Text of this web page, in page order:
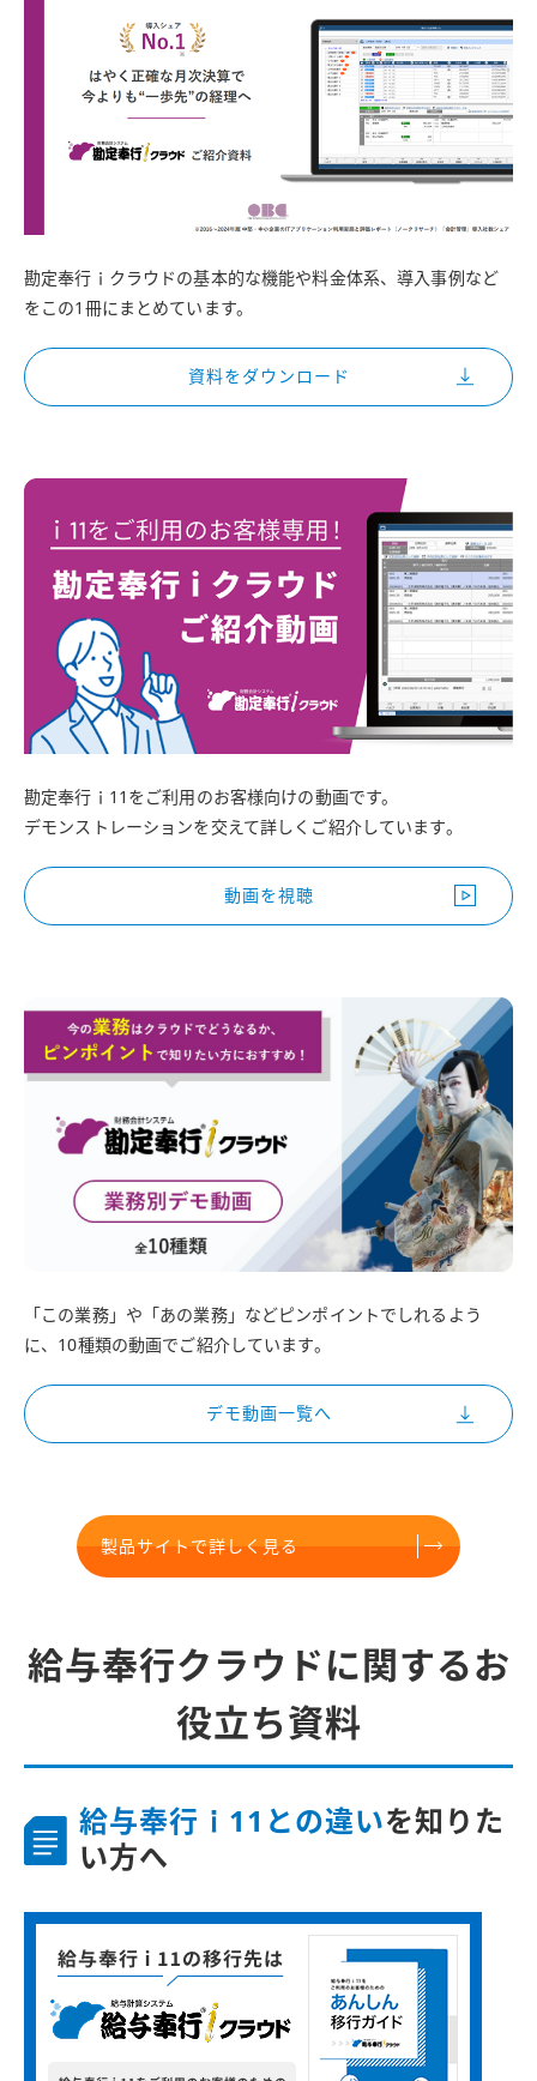
勘定奉行ｉクラウドの基本的な機能や料金体系、導入事例など
をこの1冊にまとめています。
資料をダウンロード
勘定奉行ｉ11をご利用のお客様向けの動画です。
デモンストレーションを交えて詳しくご紹介しています。
動画を視聴
「この業務」や「あの業務」などピンポイントでしれるよう
に、10種類の動画でご紹介しています。
デモ動画一覧へ
製品サイトで詳しく見る
給与奉行クラウドに関するお
役立ち資料
給与奉行ｉ11との違いを知りた
い方へ